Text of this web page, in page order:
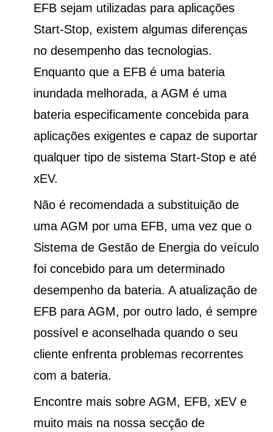
EFB sejam utilizadas para aplicações
Start-Stop, existem algumas diferenças
no desempenho das tecnologias.
Enquanto que a EFB é uma bateria
inundada melhorada, a AGM é uma
bateria especificamente concebida para
aplicações exigentes e capaz de suportar
qualquer tipo de sistema Start-Stop e até
xEV.
Não é recomendada a substituição de
uma AGM por uma EFB, uma vez que o
Sistema de Gestão de Energia do veículo
foi concebido para um determinado
desempenho da bateria. A atualização de
EFB para AGM, por outro lado, é sempre
possível e aconselhada quando o seu
cliente enfrenta problemas recorrentes
com a bateria.
Encontre mais sobre AGM, EFB, xEV e
muito mais na nossa secção de